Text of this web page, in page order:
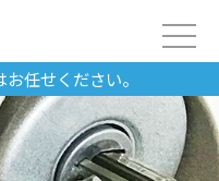
任せください。